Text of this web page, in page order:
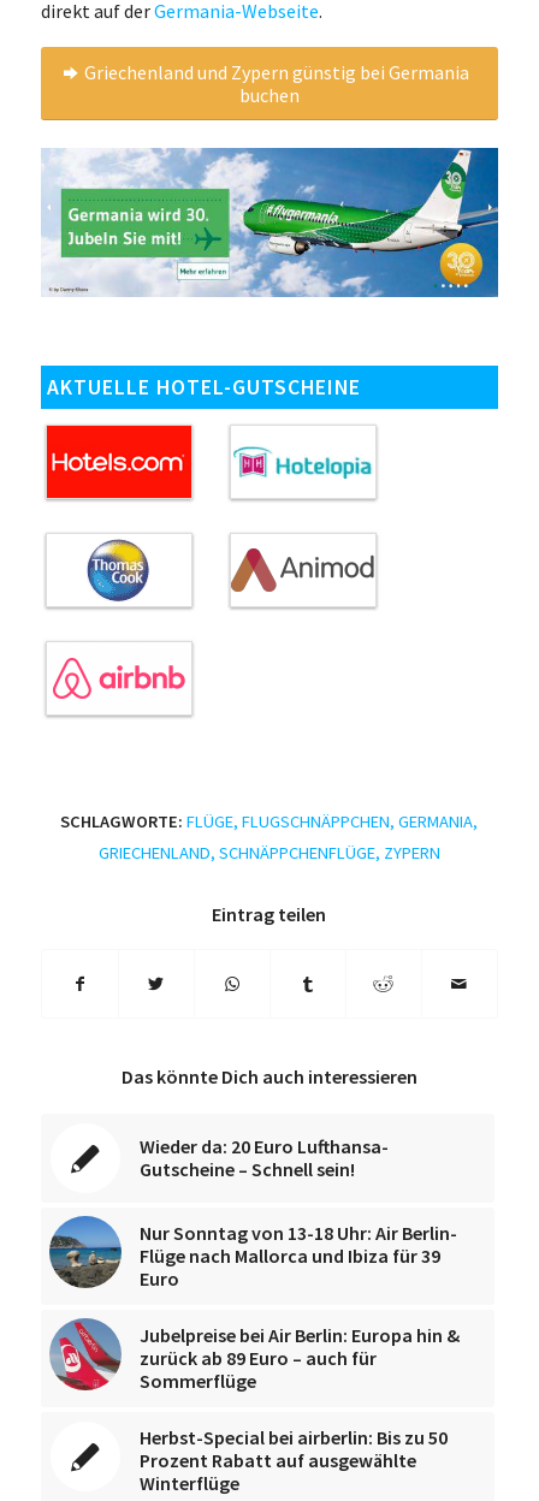
direkt auf derGermania-Webseite.
Griechenland und Zypern günstig bei Germania
buchen
AKTUELLE HOTEL-GUTSCHEINE
SCHLAGWORTE: FLÜGE,FLUGSCHNÄPPCHEN,GERMANIA,
GRIECHENLAND, SCHNÄPPCHENFLÜGE, ZYPERN
Eintrag teilen
Das könnte Dich auch interessieren
Wieder da: 20 Euro Lufthansa-
Gutscheine – Schnell sein!
Nur Sonntag von 13-18 Uhr: Air Berlin-
Flüge nach Mallorca und Ibiza für 39
Euro
Jubelpreise bei Air Berlin: Europa hin &
zurück ab 89 Euro – auch für
Sommerflüge
Herbst-Special bei airberlin: Bis zu 50
Prozent Rabatt auf ausgewählte
Winterflüge